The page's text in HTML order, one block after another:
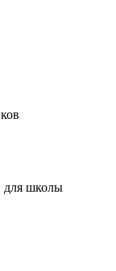
для школы